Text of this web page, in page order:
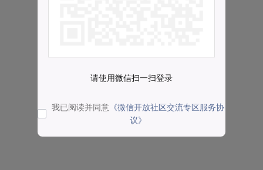
请使用微信扫一扫登录
我已阅读并同意 《微信开放社区交流专区服务协
议》